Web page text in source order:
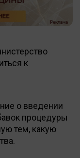
к
о введении
процедуры
тем, какую